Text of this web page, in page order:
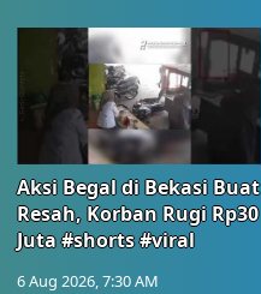
Aksi Begal di Bekasi Buat
Resah, Korban Rugi Rp30
Juta #shorts #viral
6 Aug 2026, 7:30 AM